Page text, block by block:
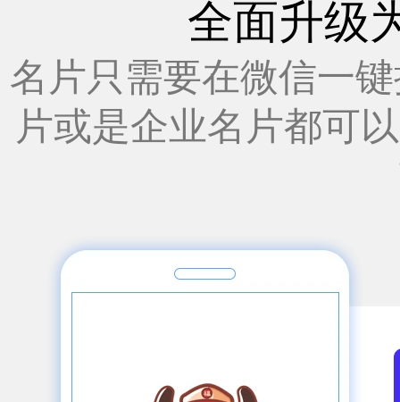
全面升级
名片只需要在微信一
片或是企业名片都可